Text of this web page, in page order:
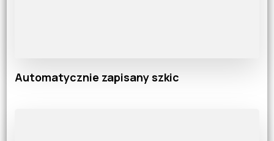
Automatycznie zapisany szkic